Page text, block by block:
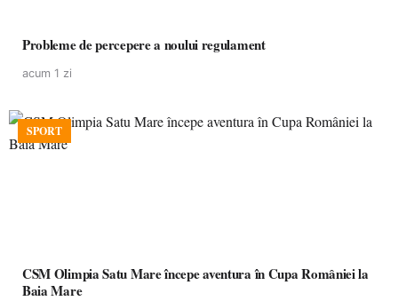
Probleme de percepere a noului regulament
acum 1 zi
SPORT
CSM Olimpia Satu Mare începe aventura în Cupa României la
Baia Mare